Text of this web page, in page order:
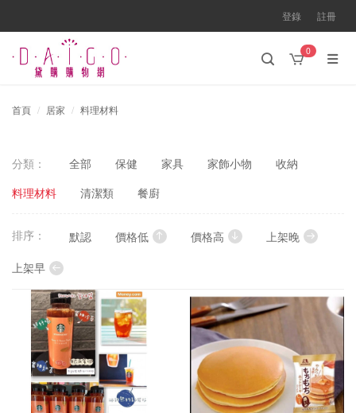
登錄 註冊
0
首頁 居家 料理材料
分類： 全部 保健 家具 家飾小物
收納
料理材料
清潔類 餐廚
排序： 默認 價格低 價格高
上架晚
上架早